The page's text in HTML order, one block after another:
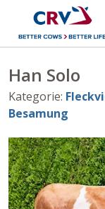
Han Solo
Kategorie:
Besamung